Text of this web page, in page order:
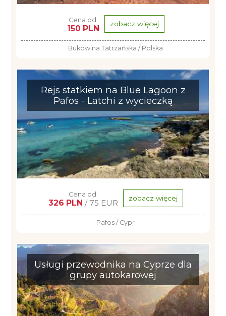
Cena od:
150 PLN zobacz więcej
Bukowina Tatrzańska / Polska
Rejs statkiem na Blue Lagoon z
Pafos - Latchi z wycieczką
Cena od:
326 PLN / 75 EUR zobacz więcej
Pafos / Cypr
Usługi przewodnika na Cyprze dla
grupy autokarowej